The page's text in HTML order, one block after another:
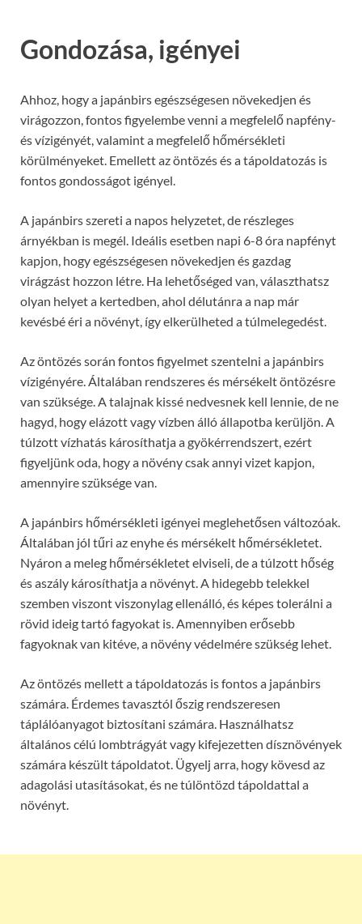
Gondozása, igényei
Ahhoz, hogy a japánbirs egészségesen növekedjen és
virágozzon, fontos figyelembe venni a megfelelő napfény-
és vízigényét, valamint a megfelelő hőmérsékleti
körülményeket. Emellett az öntözés és a tápoldatozás is
fontos gondosságot igényel.
A japánbirs szereti a napos helyzetet, de részleges
árnyékban is megél. Ideális esetben napi 6-8 óra napfényt
kapjon, hogy egészségesen növekedjen és gazdag
virágzást hozzon létre. Ha lehetőséged van, választhatsz
olyan helyet a kertedben, ahol délutánra a nap már
kevésbé éri a növényt, így elkerülheted a túlmelegedést.
Az öntözés során fontos figyelmet szentelni a japánbirs
vízigényére. Általában rendszeres és mérsékelt öntözésre
van szüksége. A talajnak kissé nedvesnek kell lennie, de ne
hagyd, hogy elázott vagy vízben álló állapotba kerüljön. A
túlzott vízhatás károsíthatja a gyökérrendszert, ezért
figyeljünk oda, hogy a növény csak annyi vizet kapjon,
amennyire szüksége van.
A japánbirs hőmérsékleti igényei meglehetősen változóak.
Általában jól tűri az enyhe és mérsékelt hőmérsékletet.
Nyáron a meleg hőmérsékletet elviseli, de a túlzott hőség
és aszály károsíthatja a növényt. A hidegebb telekkel
szemben viszont viszonylag ellenálló, és képes tolerálni a
rövid ideig tartó fagyokat is. Amennyiben erősebb
fagyoknak van kitéve, a növény védelmére szükség lehet.
Az öntözés mellett a tápoldatozás is fontos a japánbirs
számára. Érdemes tavasztól őszig rendszeresen
táplálóanyagot biztosítani számára. Használhatsz
általános célú lombtrágyát vagy kifejezetten dísznövények
számára készült tápoldatot. Ügyelj arra, hogy kövesd az
adagolási utasításokat, és ne túlöntözd tápoldattal a
növényt.